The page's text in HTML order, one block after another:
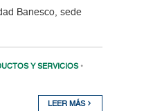
Banesco, sede
Y SERVICIOS •
LEER MÁS